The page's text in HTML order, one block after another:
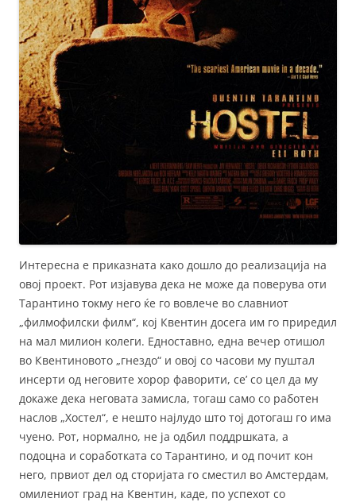
Интересна е приказната како дошло до реализација на
овој проект. Рот изјавува дека не може да поверува оти
Тарантино токму него ќе го вовлече во славниот
„филмофилски филм“, кој Квентин досега им го приредил
на мал милион колеги. Едноставно, една вечер отишол
во Квентиновото „гнездо“ и овој со часови му пуштал
инсерти од неговите хорор фаворити, се’ со цел да му
докаже дека неговата замисла, тогаш само со работен
наслов „Хостел“, е нешто најлудо што тој дотогаш го има
чуено. Рот, нормално, не ја одбил поддршката, а
подоцна и соработката со Тарантино, и од почит кон
него, првиот дел од сторијата го сместил во Амстердам,
омилениот град на Квентин, каде, по успехот со